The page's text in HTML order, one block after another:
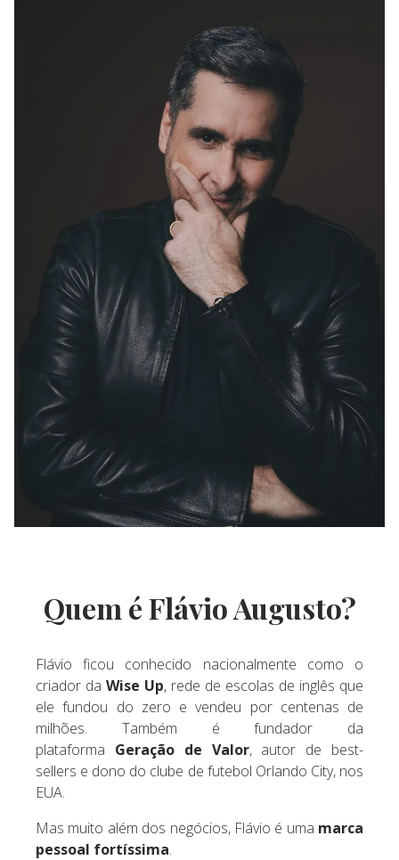
Quem é Flávio Augusto?
Flávio ficou conhecido nacionalmente como o
criador da Wise Up, rede de escolas de inglês que
ele fundou do zero e vendeu por centenas de
milhões. Também é fundador da
plataforma Geração de Valor, autor de best-
sellers e dono do clube de futebol Orlando City, nos
EUA.
Mas muito além dos negócios, Flávio é uma marca
pessoal fortíssima.